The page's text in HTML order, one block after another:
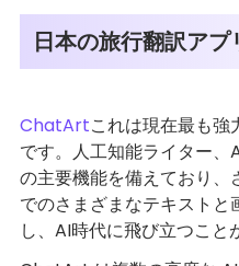
日本の旅行翻訳ア
ChatArtこれは現在最も強
です。人工知能ライター
の主要機能を備えており、
でのさまざまなテキスト
し、AI時代に飛び立つこと